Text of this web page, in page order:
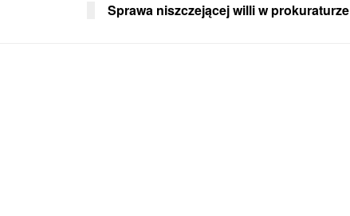
Sprawa niszczejącej willi w prokuraturze